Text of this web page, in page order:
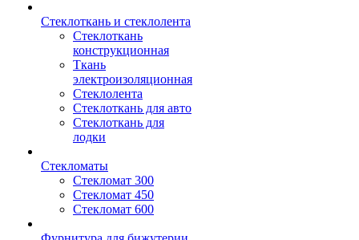
Стеклоткань и стеклолента
Стеклоткань
конструкционная
Ткань
электроизоляционная
Стеклолента
Стеклоткань для авто
Стеклоткань для
лодки
Стекломаты
Стекломат 300
Стекломат 450
Стекломат 600